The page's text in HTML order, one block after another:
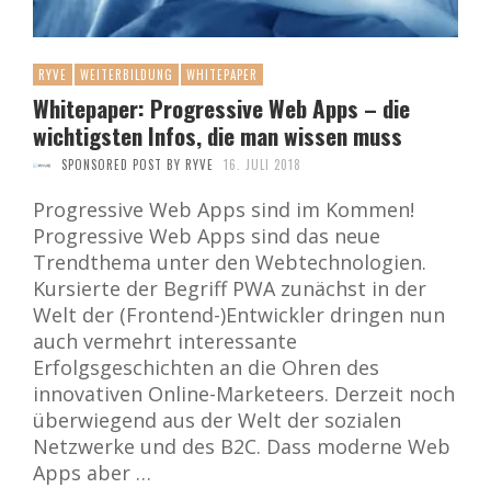
RYVE WEITERBILDUNG WHITEPAPER
Whitepaper: Progressive Web Apps – die
wichtigsten Infos, die man wissen muss
SPONSORED POST BY RYVE 16. JULI 2018
Progressive Web Apps sind im Kommen!
Progressive Web Apps sind das neue
Trendthema unter den Webtechnologien.
Kursierte der Begriff PWA zunächst in der
Welt der (Frontend-)Entwickler dringen nun
auch vermehrt interessante
Erfolgsgeschichten an die Ohren des
innovativen Online-Marketeers. Derzeit noch
überwiegend aus der Welt der sozialen
Netzwerke und des B2C. Dass moderne Web
Apps aber …